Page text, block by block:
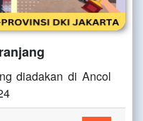
diadakan di Ancol